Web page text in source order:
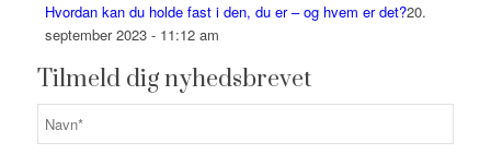
Hvordan kan du holde fast i den, du er – og hvem er det?20.
september 2023 - 11:12 am
Tilmeld dig nyhedsbrevet